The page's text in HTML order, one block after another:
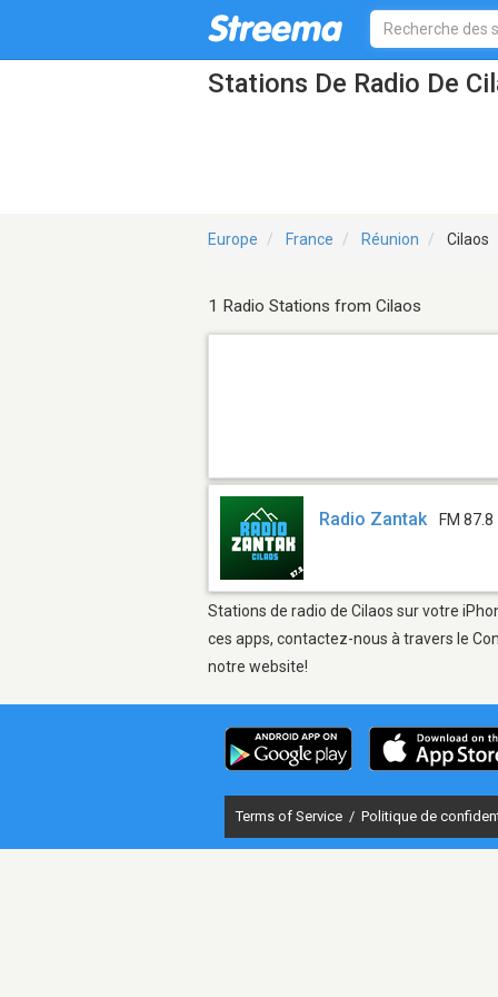
Stations De Radio De
Europe France Réunion Cilaos
1 Radio Stations from Cilaos
Radio Zantak FM 87.8
Stations de radio de Cilaos sur votre
ces apps, contactez-nous à travers le
notre website!
Terms of Service / Politique de